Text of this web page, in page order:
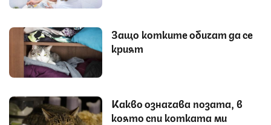
Защо котките обичат да се
крият
Какво означава позата, в
която спи котката ми